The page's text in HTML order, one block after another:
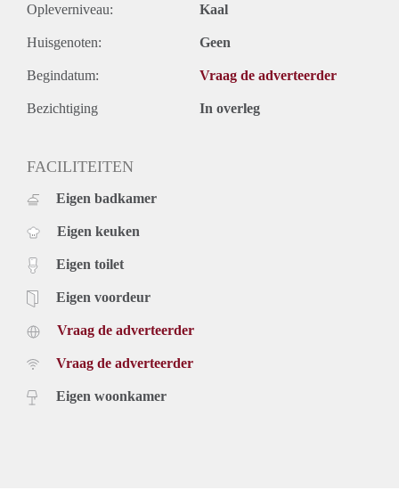
Opleverniveau: Kaal
Huisgenoten: Geen
Begindatum: Vraag de adverteerder
Bezichtiging In overleg
FACILITEITEN
Eigen badkamer
Eigen keuken
Eigen toilet
Eigen voordeur
Vraag de adverteerder
Vraag de adverteerder
Eigen woonkamer